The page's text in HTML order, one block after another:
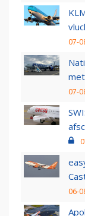
07-
07-
06-